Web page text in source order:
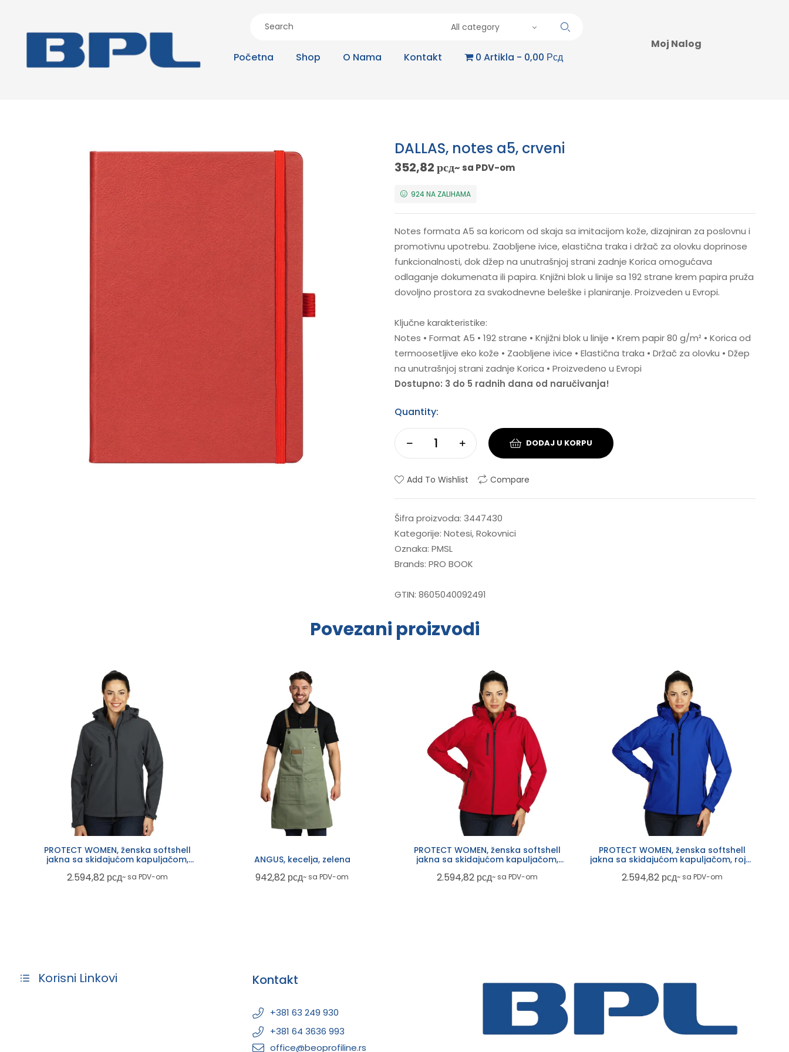
All category
Početna Shop O Nama Kontakt 0 Artikla 0,00 Рсд
Moj Nalog
DALLAS, notes a5, crveni
352,82рсд~ sa PDV-om
924 NA ZALIHAMA
Notes formata A5 sa koricom od skaja sa imitacijom kože, dizajniran za poslovnu i
promotivnu upotrebu. Zaobljene ivice, elastična traka i držač za olovku doprinose
funkcionalnosti, dok džep na unutrašnjoj strani zadnje Korica omogućava
odlaganje dokumenata ili papira. Knjižni blok u linije sa 192 strane krem papira pruža
dovoljno prostora za svakodnevne beleške i planiranje. Proizveden u Evropi.
Ključne karakteristike:
Notes • Format A5 • 192 strane • Knjižni blok u linije • Krem papir 80 g/m² • Korica od
termoosetljive eko kože • Zaobljene ivice • Elastična traka • Držač za olovku • Džep
na unutrašnjoj strani zadnje Korica • Proizvedeno u Evropi
Dostupno: 3 do 5 radnih dana od naručivanja!
Quantity:
DODAJ U KORPU
Add To Wishlist Compare
Šifra proizvoda: 3447430
Kategorije: Notesi,Rokovnici
Oznaka: PMSL
Brands: PRO BOOK
GTIN: 8605040092491
Povezani proizvodi
PROTECT WOMEN, ženska softshell
jakna sa skidajućom kapuljačom,
2.594,82 рсд~ sa PDV-om
ANGUS, kecelja, zelena
942,82 рсд~ sa PDV-om
PROTECT WOMEN, ženska softshell
jakna sa skidajućom kapuljačom,
2.594,82 рсд~ sa PDV-om
PROTECT WOMEN, ženska softshell
jakna sa skidajućom kapuljačom, rojal
2.594,82 рсд~ sa PDV-om
Korisni Linkovi Kontakt
+381 63 249 930
+381 64 3636 993
office@beoprofiline.rs